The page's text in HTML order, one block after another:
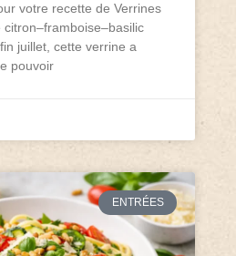
votre recette de Verrines
juillet, cette verrine a
pouvoir
ENTRÉES